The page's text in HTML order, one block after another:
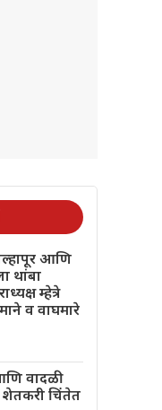
आणि
थांबा
म्हेत्रे
व वाघमारे
वादळी
शेतकरी चिंतेत